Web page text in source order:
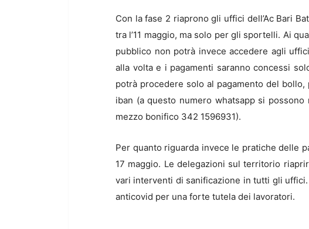
Con la fase 2 riaprono gli uffici dell’Ac Bari
tra l’11 maggio, ma solo per gli sportelli. Ai
pubblico non potrà invece accedere agli
alla volta e i pagamenti saranno concessi
potrà procedere solo al pagamento del
iban (a questo numero whatsapp si
mezzo bonifico 342 1596931).
Per quanto riguarda invece le pratiche delle
17 maggio. Le delegazioni sul territorio
vari interventi di sanificazione in tutti gli
anticovid per una forte tutela dei lavoratori.